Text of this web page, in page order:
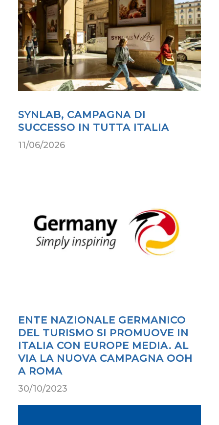
SYNLAB, CAMPAGNA DI
SUCCESSO IN TUTTA ITALIA
11/06/2026
ENTE NAZIONALE GERMANICO
DEL TURISMO SI PROMUOVE IN
ITALIA CON EUROPE MEDIA. AL
VIA LA NUOVA CAMPAGNA OOH
A ROMA
30/10/2023